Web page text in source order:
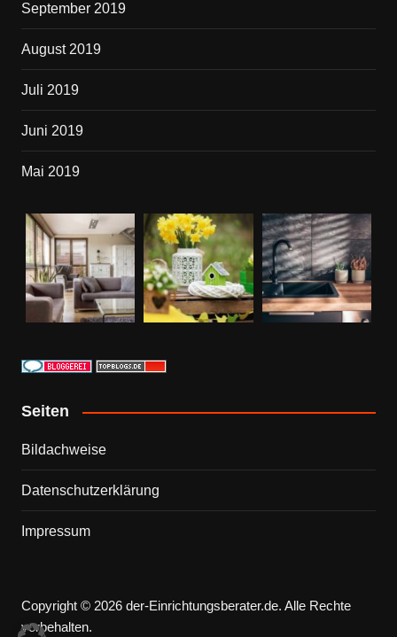
September 2019
August 2019
Juli 2019
Juni 2019
Mai 2019
Seiten
Bildachweise
Datenschutzerklärung
Impressum
Copyright © 2026 der-Einrichtungsberater.de. Alle Rechte
vorbehalten.